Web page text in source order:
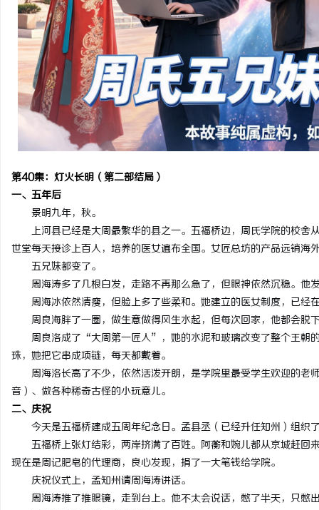
第40集：灯火长明（第二部结局）
一、五年后
景明九年，秋。
上河县已经是大周最繁华的县之一。五福桥边，周氏学院的校
世堂每天接诊上百人，培养的医女遍布全国。女匠总坊的产品远销海
五兄妹都变了。
周海涛多了几根白发，走路不再那么急了，但眼神依然沉稳。他
周海冰依然清瘦，但脸上多了些柔和。她建立的医女制度，已经
周良海胖了一圈，做生意做得风生水起，但每次回家，他都会脱
周良洛成了“大周第一匠人”，她的水泥和玻璃改变了整个王朝
珠，她把它串成项链，每天都戴着。
周海洛长高了不少，依然活泼开朗，是学院里最受学生欢迎的
音）、做各种稀奇古怪的小玩意儿。
二、庆祝
今天是五福桥建成五周年纪念日。孟县丞（已经升任知州）组织
五福桥上张灯结彩，两岸挤满了百姓。阿蘅和婉儿都从京城赶
现在是周记肥皂的代理商，良心发现，捐了一大笔钱给学院。
庆祝仪式上，孟知州请周海涛讲话。
周海涛推了推眼镜，走到台上。他不太会说话，憋了半天，只
天天给他免费派单？ 造高效信息交流平台